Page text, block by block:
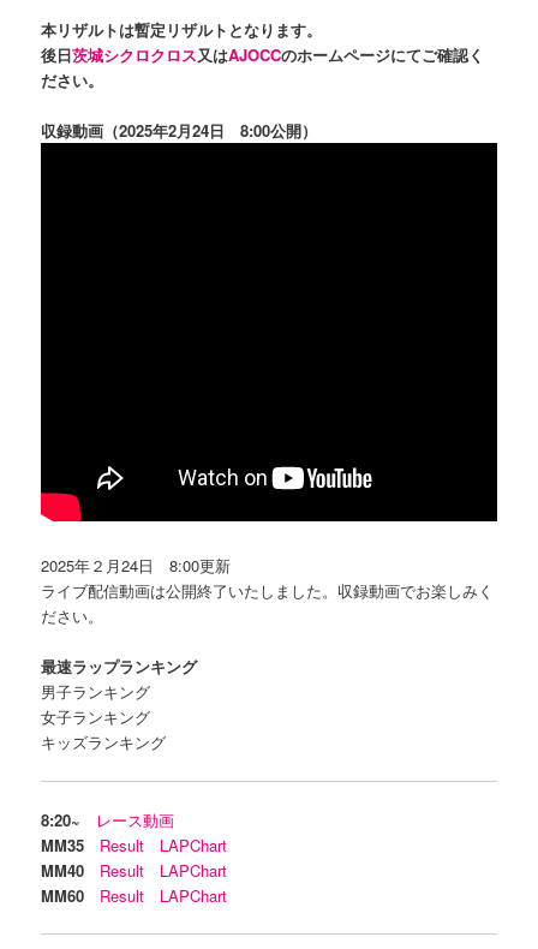
本リザルトは暫定リザルトとなります。
後日茨城シクロクロス又はAJOCCのホームページにてご確認く
ださい。
収録動画（2025年2月24日 8:00公開）
2025年２月24日 8:00更新
ライブ配信動画は公開終了いたしました。収録動画でお楽しみく
ださい。
最速ラップランキング
男子ランキング
女子ランキング
キッズランキング
8:20~
レース動画
MM35
Result
LAPChart
MM40
Result
LAPChart
MM60
Result LAPChart